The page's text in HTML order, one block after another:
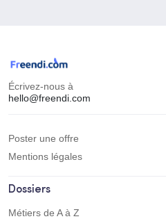
Écrivez-nous à
hello@freendi.com
Poster une offre
Mentions légales
Dossiers
Métiers de A à Z